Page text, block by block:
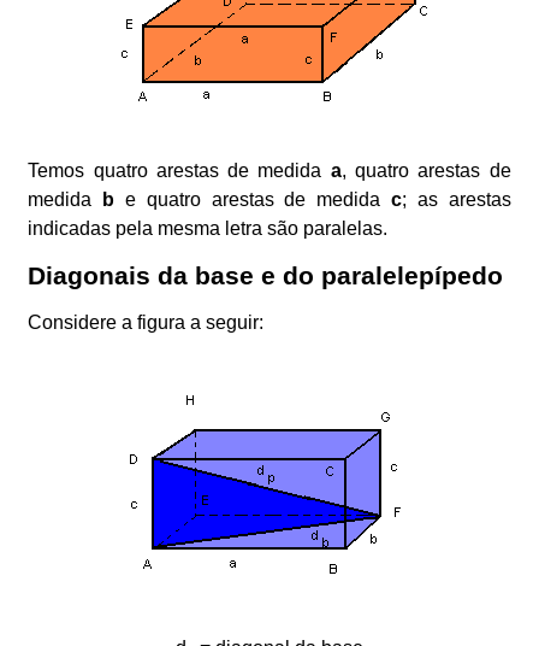
Temos quatro arestas de medida a, quatro arestas de
medida
b e quatro arestas de medida c; as arestas
indicadas pela mesma letra são paralelas.
Diagonais da base e do paralelepípedo
Considere a figura a seguir: